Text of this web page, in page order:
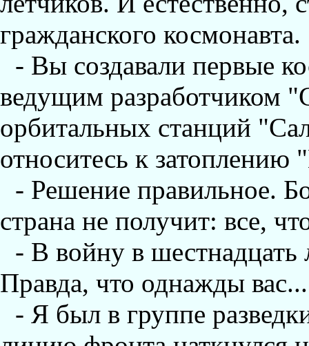
гражданского космонавта.
- Вы создавали первые
ведущим разработчиком
орбитальных станций
относитесь к
- Решение правильное.
страна не получит: все,
- В войну в шестнадцать
Правда, что однажды вас...
- Я был в группе